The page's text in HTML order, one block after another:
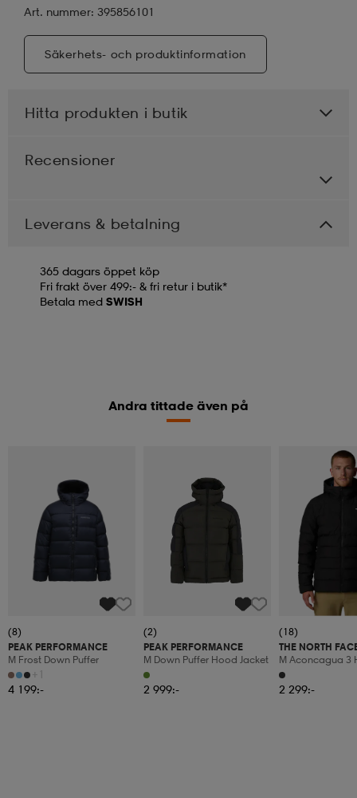
Art. nummer: 395856101
Säkerhets- och produktinformation
Hitta produkten i butik
Recensioner
Leverans & betalning
365 dagars öppet köp
Fri frakt över 499:- & fri retur i butik*
Betala med SWISH
Andra tittade även på
(8)
PEAK PERFORMANCE
M Frost Down Puffer
+1
4 199:-
(2)
PEAK PERFORMANCE
M Down Puffer Hood Jacket
2 999:-
(18)
THE NORTH
M Aconcagua 3
2 299:-